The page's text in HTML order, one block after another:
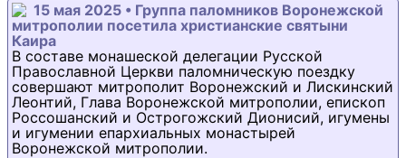
15 мая 2025 • Группа паломников Воронежской
митрополии посетила христианские святыни
Каира
В составе монашеской делегации Русской
Православной Церкви паломническую поездку
совершают митрополит Воронежский и Лискинский
Леонтий, Глава Воронежской митрополии, епископ
Россошанский и Острогожский Дионисий, игумены
и игумении епархиальных монастырей
Воронежской митрополии.